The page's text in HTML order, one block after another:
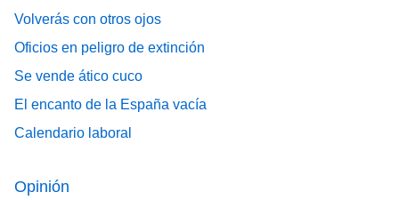
Volverás con otros ojos
Oficios en peligro de extinción
Se vende ático cuco
El encanto de la España vacía
Calendario laboral
Opinión